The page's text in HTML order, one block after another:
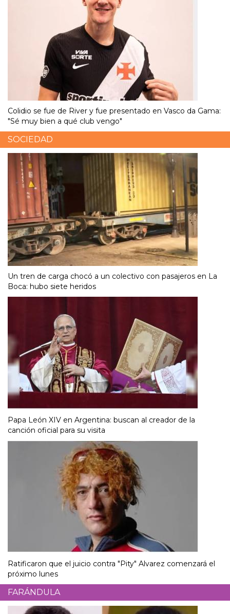
Colidio se fue de River y fue presentado en Vasco da Gama:
"Sé muy bien a qué club vengo"
SOCIEDAD
Un tren de carga chocó a un colectivo con pasajeros en La
Boca: hubo siete heridos
Papa León XIV en Argentina: buscan al creador de la
canción oficial para su visita
Ratificaron que el juicio contra "Pity" Alvarez comenzará el
próximo lunes
FARÁNDULA